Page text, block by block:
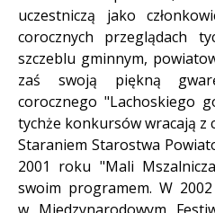
uczestniczą jako
corocznych przeglądach
szczeblu gminnym,
zaś swoją piękną
corocznego "Lachoskiego
tychże konkursów wracają z
Staraniem Starostwa
2001 roku "Mali
swoim programem. W